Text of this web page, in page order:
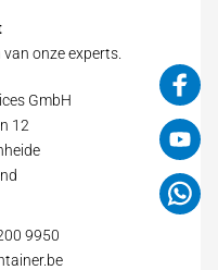
onze experts.
GmbH
12
9950